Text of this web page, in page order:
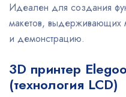
Идеален для создания
макетов, выдерживающих
и демонстрацию.
3D принтер
(технология LCD)